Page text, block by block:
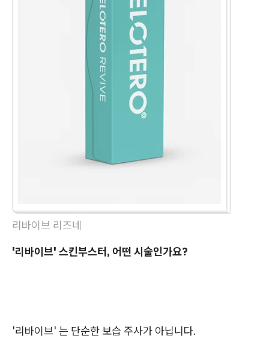
리바이브 리즈네
'리바이브' 스킨부스터, 어떤 시술인가요?
'리바이브' 는 단순한 보습 주사가 아닙니다.